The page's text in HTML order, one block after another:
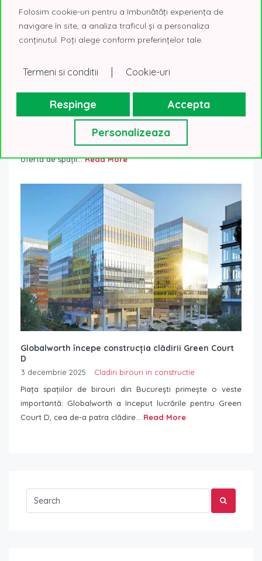
Ce clădiri de birouri se vor finaliza în București în
Anul 2026 anunță o revenire a livrarilor de spații de birouri
din București, aducând trei proiecte care vor completa
oferta de spații...Read More
Globalworth începe construcția clădirii Green Court
D
3 decembrie 2025
Cladiri birouri in constructie
Piața spațiilor de birouri din București primește o veste
importantă: Globalworth a început lucrările pentru Green
Court D, cea de-a patra clădire... Read More
Folosim cookie-uri pentru a îmbunătăți experiența de
navigare în site, a analiza traficul și a personaliza
conținutul. Poți alege conform preferințelor tale.
Termeni si conditii | Cookie-uri
Respinge Accepta
Personalizeaza